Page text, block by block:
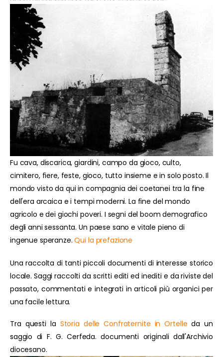
Fu cava, discarica, giardini, campo da gioco, culto,
cimitero, fiere, feste, gioco, tutto insieme e in solo posto. Il
mondo visto da qui in compagnia dei coetanei tra la fine
dell'era arcaica e i tempi moderni. La fine del mondo
agricolo e dei giochi poveri. I segni del boom demografico
degli anni sessanta. Un paese sano e vitale pieno di
ingenue speranze.Qui la prefazione
Una raccolta di tanti piccoli documenti di interesse storico
locale. Saggi raccolti da scritti editi ed inediti e da riviste del
passato, commentati e integrati in articoli più organici per
una facile lettura.
Tra questi la Storia delle Confraternite in Ortelle da un
saggio di F. G. Cerfeda. documenti originali dall'Archivio
diocesano.